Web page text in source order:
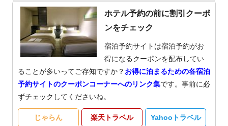
ホテル予約の前に割引クーポ
ンをチェック
宿泊予約サイトは宿泊予約がお
得になるクーポンを配布してい
ることが多いってご存知ですか？ お得に泊まるための各宿泊
予約サイトのクーポンコーナーへのリンク集です。事前に必
ずチェックしてくださいね。
じゃらん 楽天トラベル Yahooトラベル